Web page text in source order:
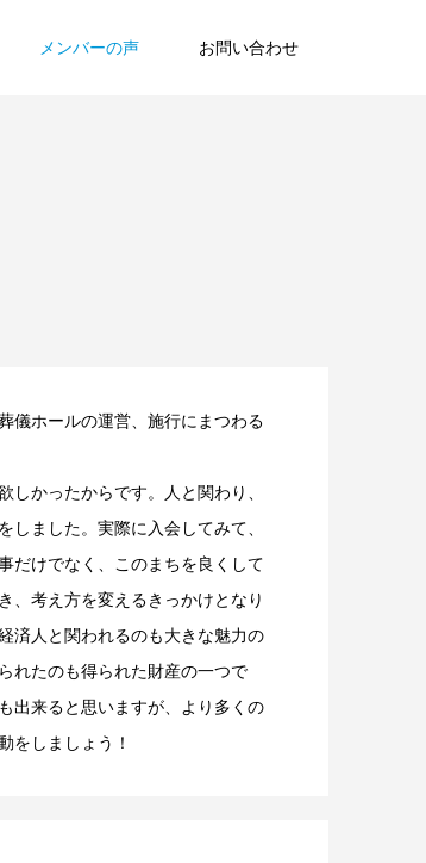
メンバーの声 お問い合わせ
儀ホールの運営、施行にまつわる
かったからです。人と関わり、
ました。実際に入会してみて、
だけでなく、このまちを良くして
、考え方を変えるきっかけとなり
済人と関われるのも大きな魅力の
れたのも得られた財産の一つで
出来ると思いますが、より多くの
をしましょう！